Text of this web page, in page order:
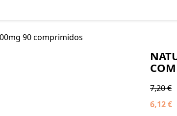
90 comprimidos
7,20 €
6,12 €